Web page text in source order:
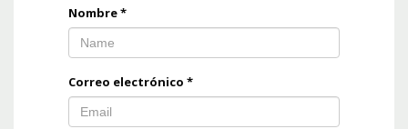
Nombre*
Correo electrónico *